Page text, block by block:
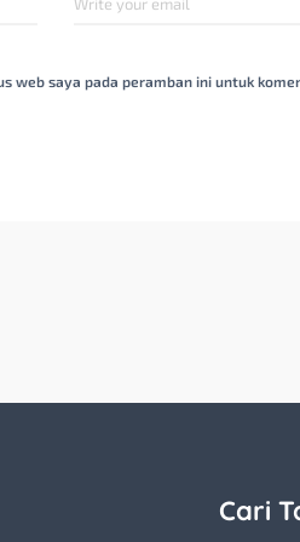
web saya pada peramban ini untuk
Cari